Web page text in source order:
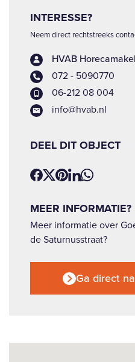
INTERESSE?
Neem direct rechtstreeks
HVAB
072 - 5090770
06-212 08 004
info@hvab.nl
DEEL DIT OBJECT
MEER INFORMATIE?
Meer informatie over
de Saturnusstraat?
Ga direct